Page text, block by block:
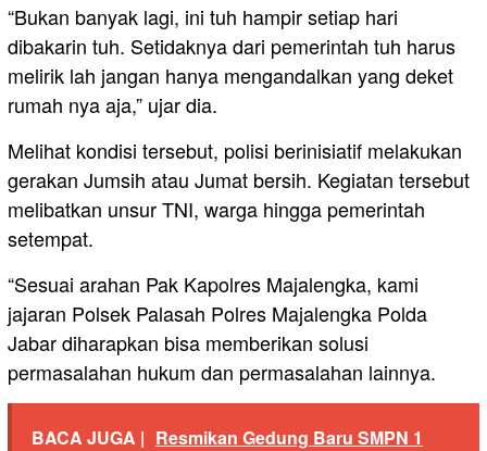
“Bukan banyak lagi, ini tuh hampir setiap hari
dibakarin tuh. Setidaknya dari pemerintah tuh harus
melirik lah jangan hanya mengandalkan yang deket
rumah nya aja,” ujar dia.
Melihat kondisi tersebut, polisi berinisiatif melakukan
gerakan Jumsih atau Jumat bersih. Kegiatan tersebut
melibatkan unsur TNI, warga hingga pemerintah
setempat.
“Sesuai arahan Pak Kapolres Majalengka, kami
jajaran Polsek Palasah Polres Majalengka Polda
Jabar diharapkan bisa memberikan solusi
permasalahan hukum dan permasalahan lainnya.
BACA JUGA | Resmikan Gedung Baru SMPN 1